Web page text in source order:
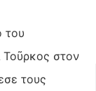
του
Τοῦρκος στον
τους